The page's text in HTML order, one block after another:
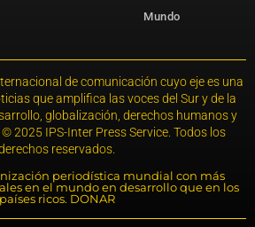
Mundo
de comunicación cuyo eje es una
que amplifica las voces del Sur y de la
globalización, derechos humanos y
2025 IPS-Inter Press Service. Todos los
reservados.
periodística mundial con más
en el mundo en desarrollo que en los
países ricos. DONAR